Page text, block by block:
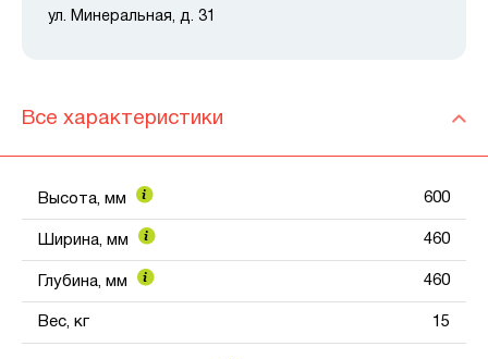
ул. Минеральная, д. 31
Все характеристики
Высота, мм 600
Ширина, мм 460
Глубина, мм 460
Вес, кг 15